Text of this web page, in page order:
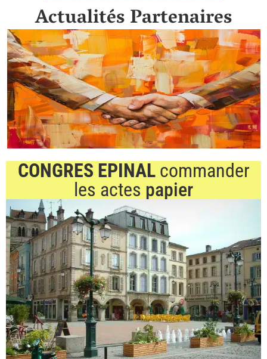
Actualités Partenaires
CONGRES EPINALcommander
les actes papier